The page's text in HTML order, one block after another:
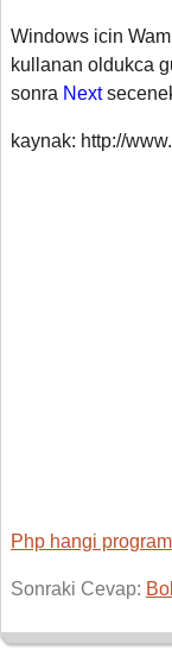
Windows icin
kullanan oldukca
sonra Next
kaynak: http://
Php hangi
Sonraki Cevap: